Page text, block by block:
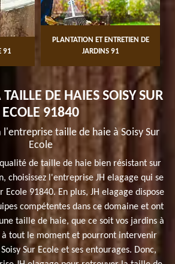
91
PLANTATION ET ENTRETIEN DE
JARDINS 91
DE HAIES SOISY SUR
ECOLE 91840
taille de haie à Soisy Sur
Ecole
de taille de haie bien résistant sur
choisissez l'entreprise JH elagage qui se
Ecole 91840. En plus, JH elagage dispose
compétentes dans ce domaine et ont
taille de haie, que ce soit vos jardins à
à tout le moment et pourront intervenir
Sur Ecole et ses entourages. Donc,